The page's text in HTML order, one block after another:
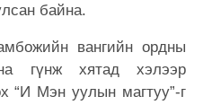
байна.
вангийн ордны
гүнж хятад хэлээр
“И Мэн уулын магтуу”-г